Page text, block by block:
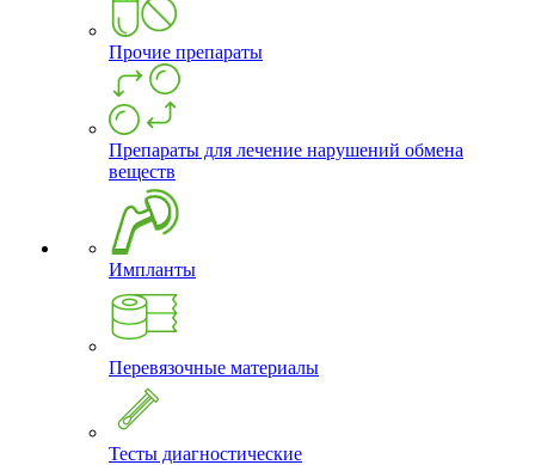
Прочие препараты
Препараты для лечение нарушений обмена
веществ
Импланты
Перевязочные материалы
Тесты диагностические